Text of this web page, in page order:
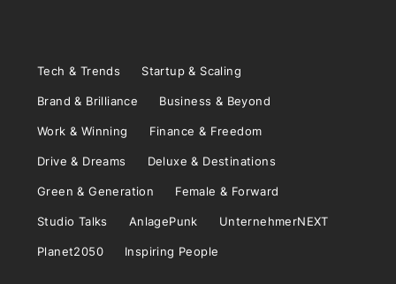
Tech & Trends Startup & Scaling
Brand & Brilliance Business & Beyond
Work & Winning Finance & Freedom
Drive & Dreams Deluxe & Destinations
Green & Generation Female & Forward
Studio Talks AnlagePunk UnternehmerNEXT
Planet2050 Inspiring People